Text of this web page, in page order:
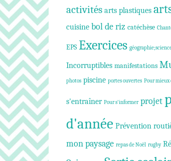
activités arts plastiques
cuisine bol de riz catéchèse
EPS Exercices
Incorruptibles manifestations
photos piscine portes ouvertes Pour
s'entraîner Pour s'informer projet
d'année Prévention
mon paysage repas de Noël rugby